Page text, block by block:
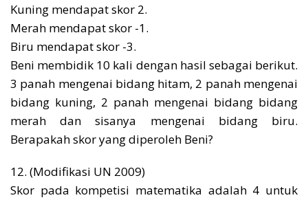
Kuning mendapat skor 2.
Merah mendapat skor -1.
Biru mendapat skor -3.
Beni membidik 10 kali dengan hasil sebagai berikut.
3 panah mengenai bidang hitam, 2 panah mengenai
bidang kuning, 2 panah mengenai bidang bidang
merah dan sisanya mengenai bidang biru.
Berapakah skor yang diperoleh Beni?
12. (Modifikasi UN 2009)
Skor pada kompetisi matematika adalah 4 untuk